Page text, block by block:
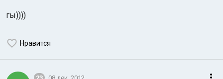
гы))))
Нравится
23 08 дек. 2012